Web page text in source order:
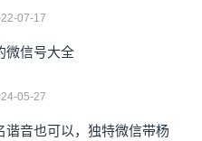
07-17
微信号大全
05-27
谐音也可以，独特微信带杨